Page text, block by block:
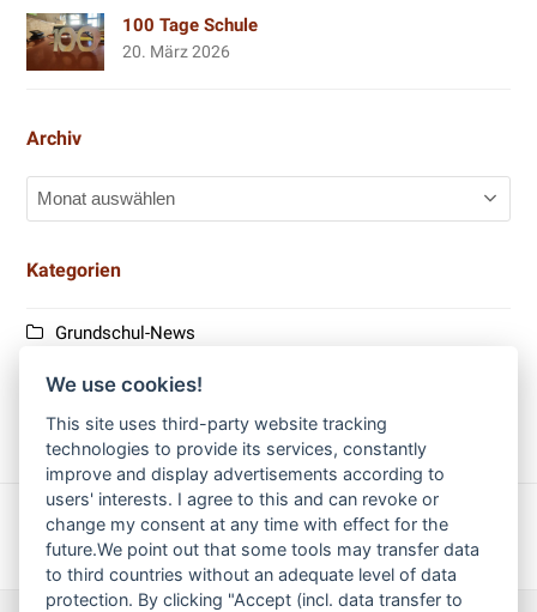
100 Tage Schule
20. März 2026
Archiv
Archiv
Kategorien
Grundschul-News
I
n
s
t
a
g
r
a
m
vorheriger
Beitrag:
Wir stimmen uns auf
Weihnachten ein
Nächster
Beitrag:
Darstellung des Herrn
(Lichtmess) – Gottesdienst
We use cookies!
This site uses third-party website tracking
technologies to provide its services, constantly
improve and display advertisements according to
users' interests. I agree to this and can revoke or
change my consent at any time with effect for the
future.We point out that some tools may transfer data
to third countries without an adequate level of data
protection. By clicking "Accept (incl. data transfer to